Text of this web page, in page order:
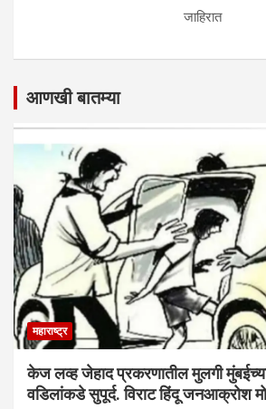
जाहिरात
आणखी बातम्या
महाराष्ट्र
केज लव्ह जेहाद प्रकरणातील मुलगी
वडिलांकडे सुपूर्द. विराट हिंदू जनआक्रोश